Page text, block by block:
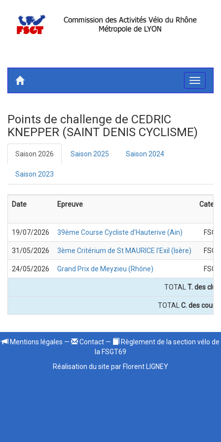
Toggle
Points de challenge de CEDRIC
KNEPPER (SAINT DENIS CYCLISME)
Saison 2026 Saison 2025 Saison 2024
Saison 2023
Date Epreuve
19/07/2026 39ème Course Cycliste d'Hauterive (Ain)
31/05/2026 3ème Critérium de St MAURICE l'Exil (Isère)
24/05/2026 Grand Prix de Meyzieu (Rhône)
TOTAL T. des
TOTAL C. des
Mentions légales — Contact —
Règlement de la section vélo de
la FSGT69
Réalisation du site par Florent LIGNEY